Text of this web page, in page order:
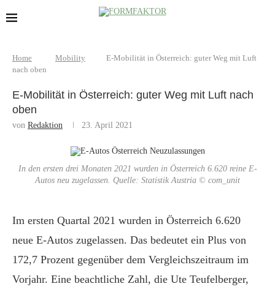
Home Mobility
E-Mobilität in Österreich: guter Weg mit Luft
nach oben
E-Mobilität in Österreich: guter Weg mit Luft nach
oben
von Redaktion 23. April 2021
In den ersten drei Monaten 2021 wurden in Österreich 6.620 reine E-
Autos neu zugelassen. Quelle: Statistik Austria © com_unit
Im ersten Quartal 2021 wurden in Österreich 6.620
neue E-Autos zugelassen. Das bedeutet ein Plus von
172,7 Prozent gegenüber dem Vergleichszeitraum im
Vorjahr. Eine beachtliche Zahl, die Ute Teufelberger,